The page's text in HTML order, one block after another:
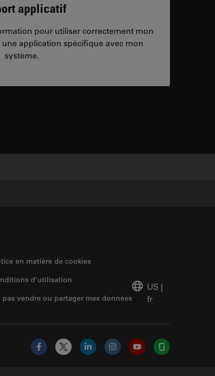
applicatif
pour utiliser correctement mon
application spécifique avec mon
système.
en matière de cookies
pas vendre ou partager mes données
d’utilisation
US |
fr
Facebook
X LinkedInInstagramYouTubeGlassdoor